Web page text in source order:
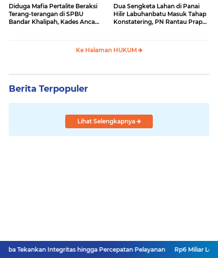
Diduga Mafia Pertalite Beraksi
Terang-terangan di SPBU
Bandar Khalipah, Kades Ancam
Dua Sengketa Lahan di Panai
Hilir Labuhanbatu Masuk Tahap
Konstatering, PN Rantau Prapat
Ke Halaman HUKUM
Berita Terpopuler
Lihat Selengkapnya
Integritas hingga Percepatan Pelayanan Rp6 Miliar Lebih Berputar di